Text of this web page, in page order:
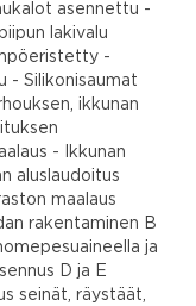
asennettu -
lakivalu
-
- Silikonisaumat
ikkunan
- Ikkunan
aluslaudoitus
maalaus
rakentaminen B
ja
D ja E
seinät, räystäät,